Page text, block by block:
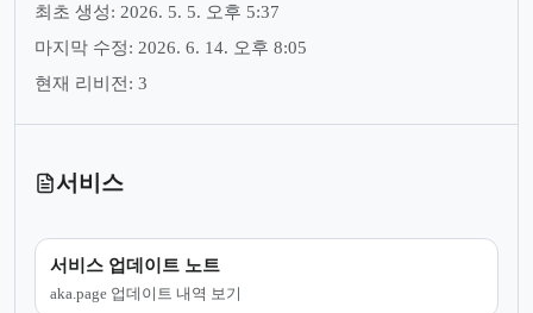
최초 생성: 2026. 5. 5. 오후 5:37
마지막 수정: 2026. 6. 14. 오후 8:05
현재 리비전: 3
서비스
서비스 업데이트 노트
aka.page 업데이트 내역 보기